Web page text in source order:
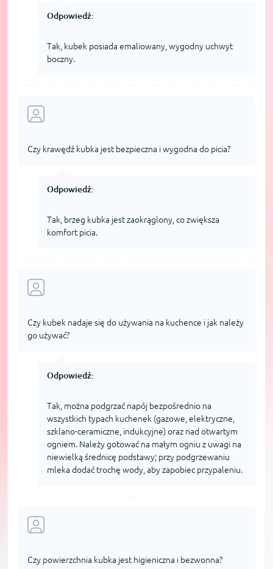
Odpowiedź:
Tak, kubek posiada emaliowany, wygodny uchwyt
boczny.
Czy krawędź kubka jest bezpieczna i wygodna do picia?
Odpowiedź:
Tak, brzeg kubka jest zaokrąglony, co zwiększa
komfort picia.
Czy kubek nadaje się do używania na kuchence i jak należy
go używać?
Odpowiedź:
Tak, można podgrzać napój bezpośrednio na
wszystkich typach kuchenek (gazowe, elektryczne,
szklano-ceramiczne, indukcyjne) oraz nad otwartym
ogniem. Należy gotować na małym ogniu z uwagi na
niewielką średnicę podstawy; przy podgrzewaniu
mleka dodać trochę wody, aby zapobiec przypaleniu.
Czy powierzchnia kubka jest higieniczna i bezwonna?